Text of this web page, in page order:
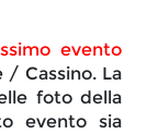
evento
/ Cassino. La
foto della
evento sia